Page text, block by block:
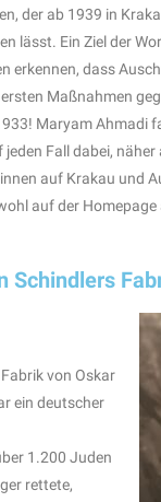
der ab 1939 in
lässt. Ein Ziel der
erkennen, dass
Maßnahmen
Maryam Ahmadi
Fall dabei,
auf Krakau und
auf der
Schindlers
von Oskar
ein deutscher
1.200 Juden
rettete,